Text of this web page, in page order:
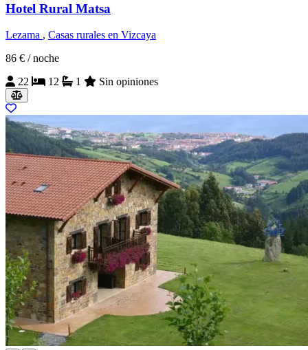
Hotel Rural Matsa
Lezama , Casas rurales en Vizcaya
86 € / noche
22
12 1 Sin opiniones